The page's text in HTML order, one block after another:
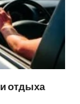
отдыха